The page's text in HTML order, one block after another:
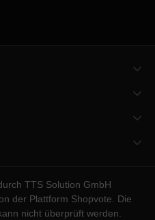
TTS Solution GmbH
der Plattform Shopvote. Die
nicht überprüft werden.